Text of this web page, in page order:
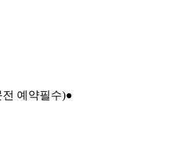
전 예약필수)●